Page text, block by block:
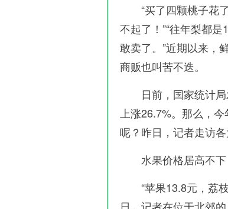
“买了四颗桃子花了
不起了！”“往年梨都
敢卖了。”近期以来，
商贩也叫苦不迭。
日前，国家统计局
上涨26.7%。那么，
呢？昨日，记者走访各
水果价格居高不下
“苹果13.8元，荔枝